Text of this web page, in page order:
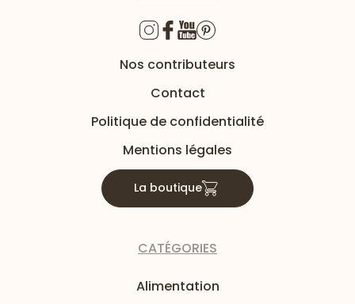
Nos contributeurs
Contact
Politique de confidentialité
Mentions légales
La boutique
CATÉGORIES
Alimentation